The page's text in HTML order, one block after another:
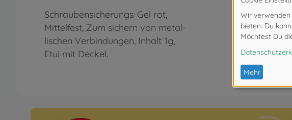
Schraubensicherungs-Gel rot,
Mittelfest, Zum sichern von metal-
lischen Verbindungen, Inhalt 1g,
Etui mit Deckel.